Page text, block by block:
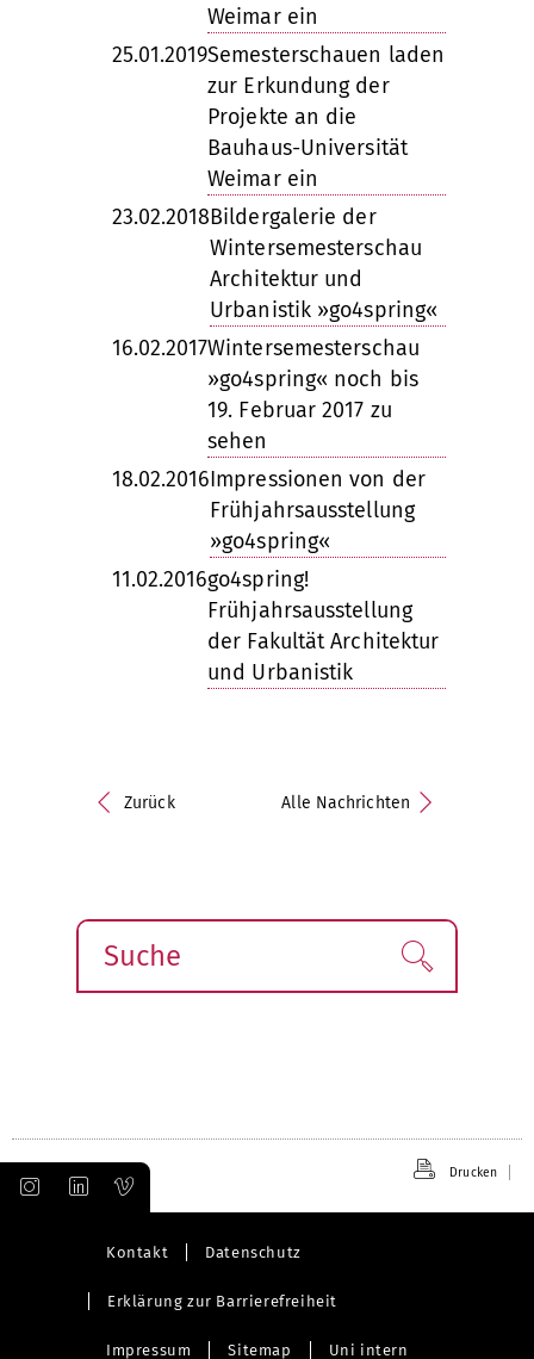
Weimar ein
25.01.2019Semesterschauen laden
zur Erkundung der
Projekte an die
Bauhaus-Universität
Weimar ein
23.02.2018Bildergalerie der
Wintersemesterschau
Architektur und
Urbanistik »go4spring«
16.02.2017Wintersemesterschau
»go4spring« noch bis
19. Februar 2017 zu
sehen
18.02.2016Impressionen von der
Frühjahrsausstellung
»go4spring«
11.02.2016go4spring!
Frühjahrsausstellung
der Fakultät Architektur
und Urbanistik
Zurück Alle Nachrichten
Suche Finden!
Drucken
Kontakt Datenschutz
Erklärung zur Barrierefreiheit
Impressum Sitemap Uni intern